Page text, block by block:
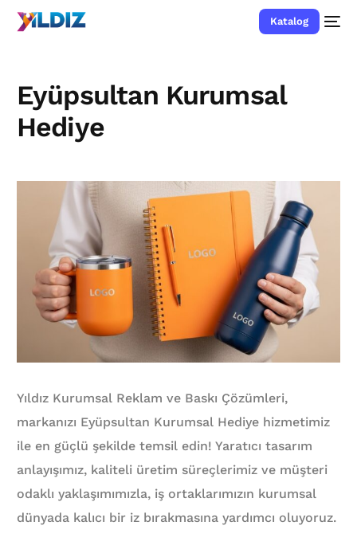
Katalog
Eyüpsultan Kurumsal
Hediye
Yıldız Kurumsal Reklam ve Baskı Çözümleri,
markanızı Eyüpsultan Kurumsal Hediye hizmetimiz
ile en güçlü şekilde temsil edin! Yaratıcı tasarım
anlayışımız, kaliteli üretim süreçlerimiz ve müşteri
odaklı yaklaşımımızla, iş ortaklarımızın kurumsal
dünyada kalıcı bir iz bırakmasına yardımcı oluyoruz.